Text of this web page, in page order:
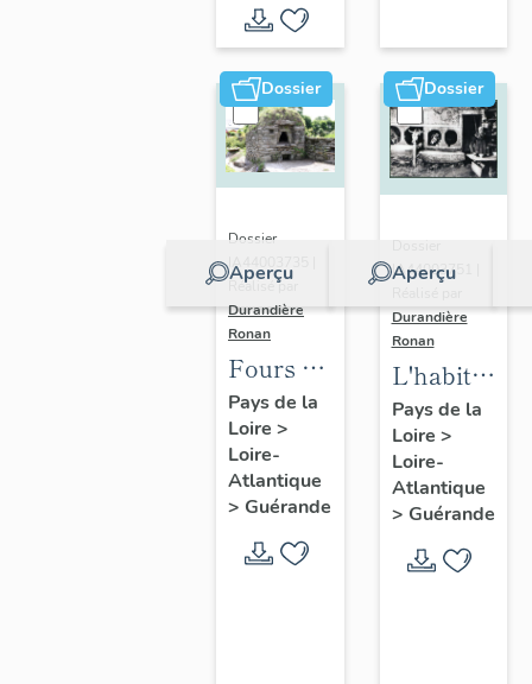
Dossier
Aperçu
Dossier
IA44003735 |
Réalisé par
Durandière
Ronan
Fours à
pain et
fournils
de
Guérande
Pays de la
Loire >
Loire-
Atlantique
> Guérande
Dossier
Aperçu
Dossier
IA44003751 |
Durandière
Ronan
L'habitat
rural de
Guérande
Pays de la
Loire >
Loire-
Atlantique
> Guérande